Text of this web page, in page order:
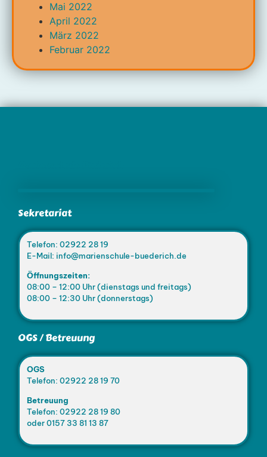
Mai 2022
April 2022
März 2022
Februar 2022
Sekretariat
Telefon: 02922 28 19
E-Mail: info@marienschule-buederich.de
Öffnungszeiten:
08:00 – 12:00 Uhr (dienstags und freitags)
08:00 – 12:30 Uhr (donnerstags)
OGS / Betreuung
OGS
Telefon: 02922 28 19 70
Betreuung
Telefon: 02922 28 19 80
oder 0157 33 81 13 87